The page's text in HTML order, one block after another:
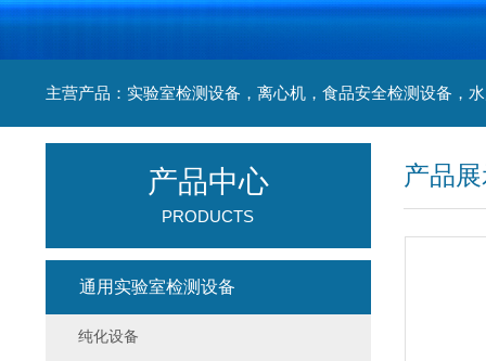
产品
产品中心
PRODUCTS
通用实验室检测设备
纯化设备